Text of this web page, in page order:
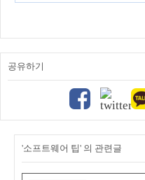
공유하기
'소프트웨어 팁' 의 관련글